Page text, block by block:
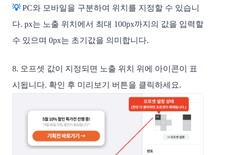
💡 PC와 모바일을 구분하여 위치를 지정할 수 있습니
다. px는 노출 위치에서 최대 100px까지의 값을 입력할
수 있으며 0px는 초기값을 의미합니다.
8. 오프셋 값이 지정되면 노출 위치 위에 아이콘이 표
시됩니다. 확인 후 미리보기 버튼을 클릭하세요.